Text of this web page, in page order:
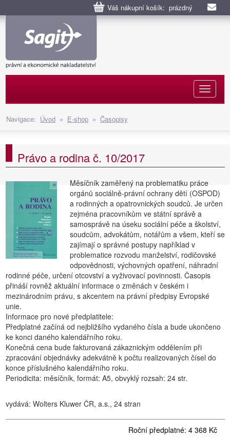
Váš nákupní košík: prázdný
Navigace: Úvod » E-shop » Časopisy
Právo a rodina č. 10/2017
Měsíčník zaměřený na problematiku práce
orgánů sociálně-právní ochrany dětí (OSPOD)
a rodinných a opatrovnických soudců. Je určen
zejména pracovníkům ve státní správě a
samosprávě na úseku sociální péče a školství,
soudcům, advokátům, notářům a všem, kteří se
zajímají o správné postupy například v
problematice rozvodu manželství, rodičovské
odpovědnosti, výchovných opatření, náhradní
rodinné péče, určení otcovství a vyživovací povinnosti. Časopis
přináší rovněž aktuální informace o změnách v českém i
mezinárodním právu, s akcentem na právní předpisy Evropské
unie.
Informace pro nové předplatitele:
Předplatné začíná od nejbližšího vydaného čísla a bude ukončeno
ke konci daného kalendářního roku.
Konečná cena bude fakturovaná zákaznickým oddělením při
zpracování objednávky adekvátně k počtu realizovaných čísel do
konce příslušného kalendářního roku.
Periodicita: měsíčník, formát: A5, obvyklý rozsah: 24 str.
vydává: Wolters Kluwer ČR, a.s., 24 stran
Roční předplatné: 4 368 Kč